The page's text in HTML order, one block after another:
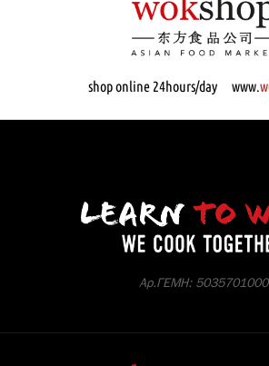
shop online 24hours/day www.
Αρ.ΓΕΜΗ: 5035701000